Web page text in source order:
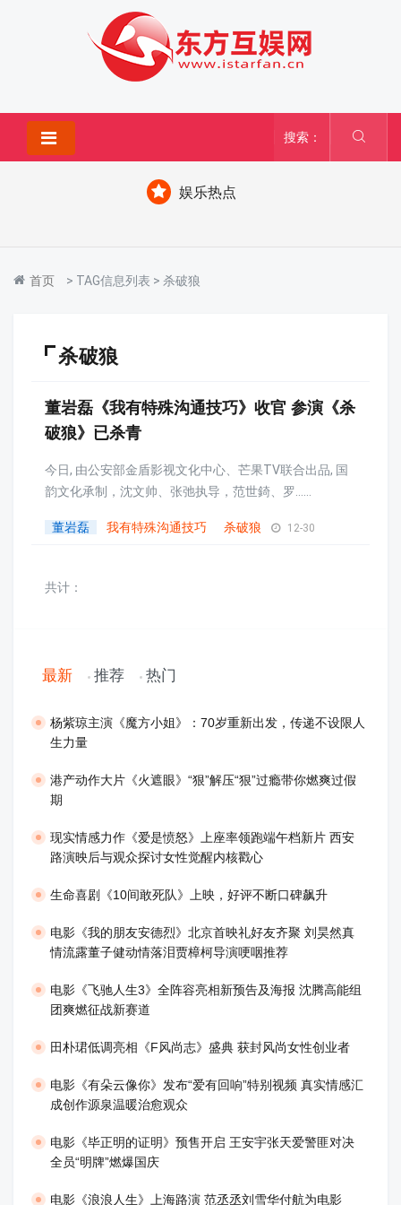
搜索：
娱乐热点
首页 > TAG信息列表 > 杀破狼
杀破狼
董岩磊《我有特殊沟通技巧》收官 参演《杀
破狼》已杀青
今日, 由公安部金盾影视文化中心、芒果TV联合出品, 国
韵文化承制，沈文帅、张弛执导，范世錡、罗......
董岩磊 我有特殊沟通技巧 杀破狼 12-30
共计：
最新 推荐 热门
​杨紫琼主演《魔方小姐》：70岁重新出发，传递不设限人
生力量
港产动作大片《火遮眼》“狠”解压“狠”过瘾带你燃爽过假
期
现实情感力作《爱是愤怒》上座率领跑端午档新片 西安
路演映后与观众探讨女性觉醒内核戳心
生命喜剧《10间敢死队》上映，好评不断口碑飙升
​电影《我的朋友安德烈》北京首映礼好友齐聚 刘昊然真
情流露董子健动情落泪贾樟柯导演哽咽推荐
电影《飞驰人生3》全阵容亮相新预告及海报 沈腾高能组
团爽燃征战新赛道
田朴珺低调亮相《F风尚志》盛典 获封风尚女性创业者
电影《有朵云像你》发布“爱有回响”特别视频 真实情感汇
成创作源泉温暖治愈观众
​电影《毕正明的证明》预售开启 王安宇张天爱警匪对决
全员“明牌”燃爆国庆
​电影《浪浪人生》上海路演 范丞丞刘雪华付航为电影